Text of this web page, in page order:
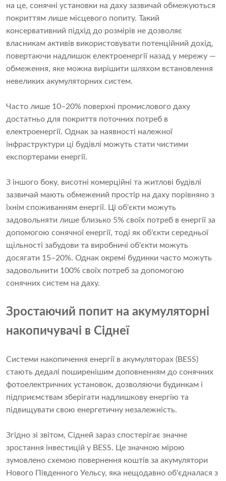
на це, сонячні установки на даху зазвичай обмежуються
покриттям лише місцевого попиту. Такий
консервативний підхід до розмірів не дозволяє
власникам активів використовувати потенційний дохід,
повертаючи надлишок електроенергії назад у мережу —
обмеження, яке можна вирішити шляхом встановлення
невеликих акумуляторних систем.
Часто лише 10–20% поверхні промислового даху
достатньо для покриття поточних потреб в
електроенергії. Однак за наявності належної
інфраструктури ці будівлі можуть стати чистими
експортерами енергії.
З іншого боку, висотні комерційні та житлові будівлі
зазвичай мають обмежений простір на даху порівняно з
їхнім споживанням енергії. Ці об'єкти можуть
задовольняти лише близько 5% своїх потреб в енергії за
допомогою сонячної енергії, тоді як об'єкти середньої
щільності забудови та виробничі об'єкти можуть
досягати 15–20%. Однак окремі будинки часто можуть
задовольнити 100% своїх потреб за допомогою
сонячних систем на даху.
Зростаючий попит на акумуляторні
накопичувачі в Сіднеї
Системи накопичення енергії в акумуляторах (BESS)
стають дедалі поширенішим доповненням до сонячних
фотоелектричних установок, дозволяючи будинкам і
підприємствам зберігати надлишкову енергію та
підвищувати свою енергетичну незалежність.
Згідно зі звітом, Сідней зараз спостерігає значне
зростання інвестицій у BESS. Це значною мірою
зумовлено схемою повернення коштів за акумулятори
Нового Південного Уельсу, яка нещодавно об'єдналася з